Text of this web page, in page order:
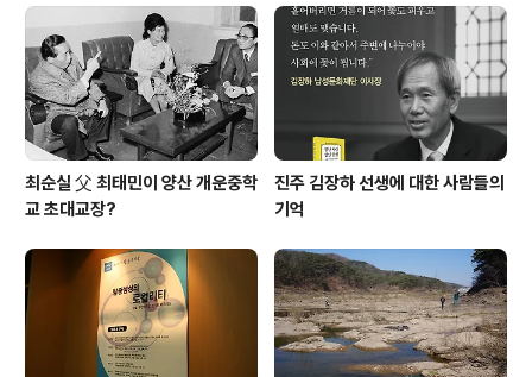
최순실 父 최태민이 양산 개운중학
교 초대교장?
진주 김장하 선생에 대한 사람들의
기억